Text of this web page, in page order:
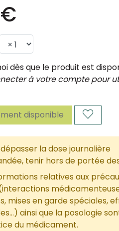
dès que le produit est
à votre compte pour
disponible
la dose journalière
tenir hors de portée
relatives aux
mises en garde spéciales,
ainsi que la posologie
du médicament.